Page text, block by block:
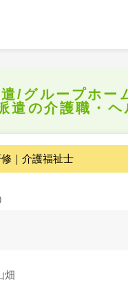
遣/グループホ
遣の介護職・ヘ
｜介護福祉士
畑